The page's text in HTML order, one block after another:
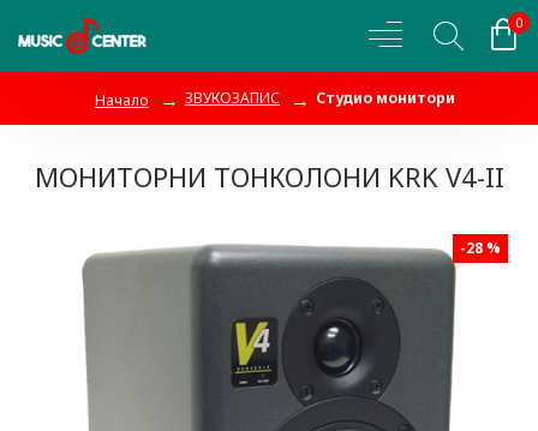
0
Начало ЗВУКОЗАПИС Студио монитори
МОНИТОРНИ ТОНКОЛОНИ KRK V4-II
-28 %